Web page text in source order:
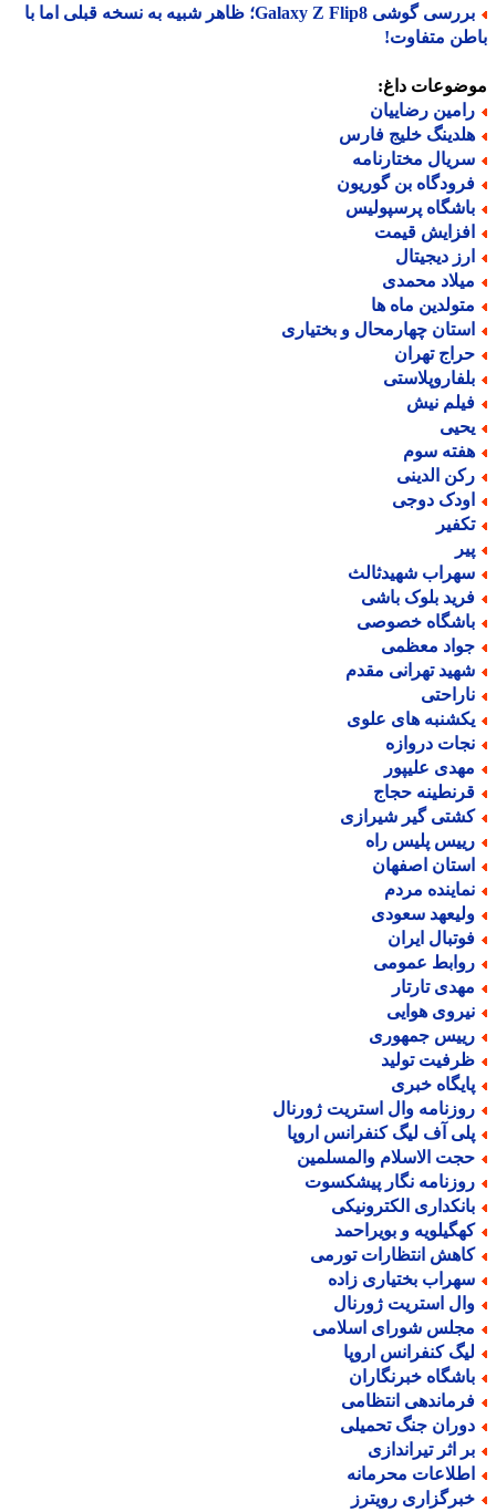
بررسی گوشی Galaxy Z Flip8؛ ظاهر شبیه به نسخه قبلی اما با
متفاوت!
داغ:
رضاییان
خلیج فارس
مختارنامه
بن گوریون
پرسپولیس
قیمت
دیجیتال
محمدی
ماه ها
چهارمحال و بختیاری
تهران
نیش
سوم
الدینی
دوجی
شهیدثالث
بلوک باشی
خصوصی
معظمی
تهرانی مقدم
های علوی
دروازه
علیپور
حجاج
گیر شیرازی
پلیس راه
اصفهان
مردم
سعودی
ایران
عمومی
تارتار
هوایی
جمهوری
تولید
خبری
وال استریت ژورنال
آف لیگ کنفرانس اروپا
الاسلام والمسلمین
نگار پیشکسوت
الکترونیکی
و بویراحمد
انتظارات تورمی
بختیاری زاده
استریت ژورنال
شورای اسلامی
کنفرانس اروپا
خبرنگاران
انتظامی
جنگ تحمیلی
اثر تیراندازی
محرمانه
رویترز